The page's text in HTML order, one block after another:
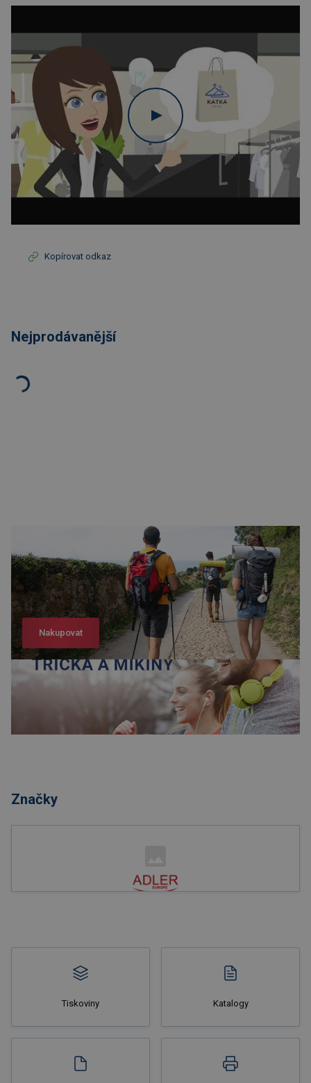
Kopírovat odkaz
Nejprodávanější
Nakupovat
Značky
Tiskoviny Katalogy